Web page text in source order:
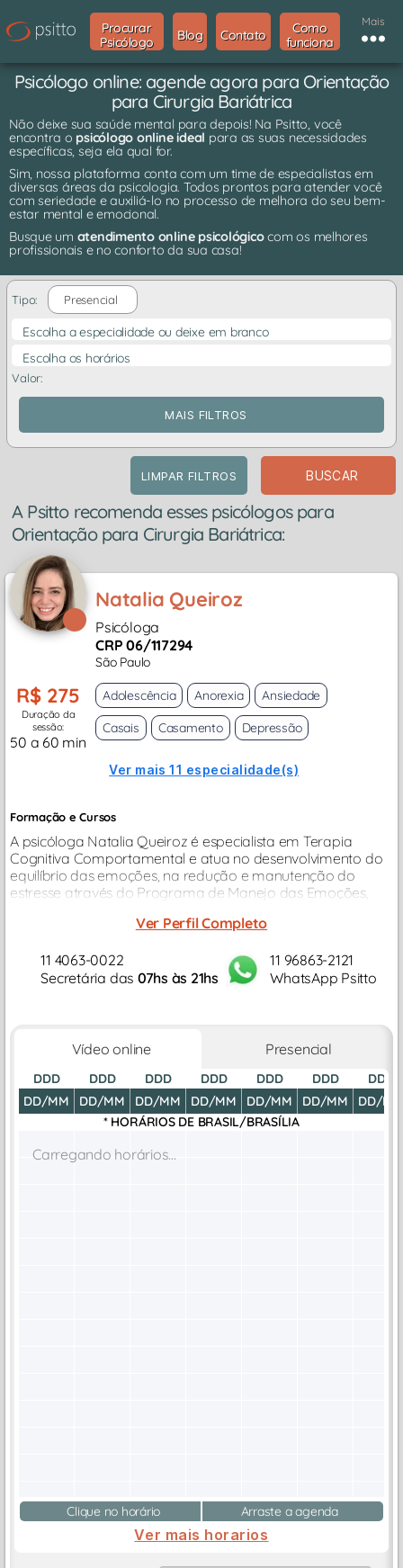
Procurar
Psicólogo
Blog Contato
Como
funciona
Mais
Psicólogo online: agende agora para Orientação
para Cirurgia Bariátrica
Não deixe sua saúde mental para depois! Na Psitto, você
encontra o psicólogo online ideal para as suas necessidades
específicas, seja ela qual for.
Sim, nossa plataforma conta com um time de especialistas em
diversas áreas da psicologia. Todos prontos para atender você
com seriedade e auxiliá-lo no processo de melhora do seu bem-
estar mental e emocional.
Busque um atendimento online psicológicocom os melhores
profissionais e no conforto da sua casa!
Tipo: Presencial
Escolha a especialidade ou deixe em branco
Escolha os horários
Valor:
MAIS FILTROS
LIMPAR FILTROS BUSCAR
A Psitto recomenda esses psicólogos para
Orientação para Cirurgia Bariátrica:
Natalia Queiroz
Psicóloga
CRP 06/117294
São Paulo
R$ 275
Duração da
sessão:
50 a 60 min
Adolescência Anorexia
Ansiedade
Casais
Casamento Depressão
Ver mais 11 especialidade(s)
Formação e Cursos
A psicóloga Natalia Queiroz é especialista em Terapia
Cognitiva Comportamental e atua no desenvolvimento do
equilíbrio das emoções, na redução e manutenção do
estresse através do Programa de Manejo das Emoções,
Individual, Terapia de Casal...Ver Perfil Completo
11 4063-0022
Secretária das 07hs às 21hs
11 96863-2121
WhatsApp Psitto
Vídeo online Presencial
DDD
DD/MM
DDD
DD/MM
DDD
DD/MM
DDD
DD/MM
DDD
DD/MM
DDD
DD/MM
DDD
DD/MM
* HORÁRIOS DE BRASIL/BRASÍLIA
Carregando horários...
Clique no horário Arraste a agenda
Ver mais horarios